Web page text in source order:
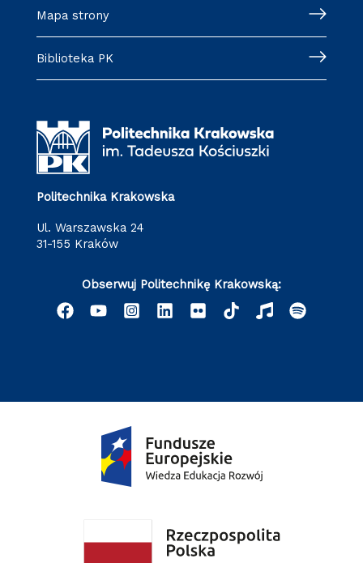
Mapa strony
Biblioteka PK
Politechnika Krakowska
ul. Warszawska 24
31-155 Kraków
Obserwuj Politechnikę Krakowską: